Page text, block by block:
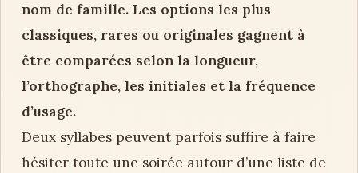
nom de famille. Les options les plus
classiques, rares ou originales gagnent à
être comparées selon la longueur,
l’orthographe, les initiales et la fréquence
d’usage.
Deux syllabes peuvent parfois suffire à faire
hésiter toute une soirée autour d’une liste de